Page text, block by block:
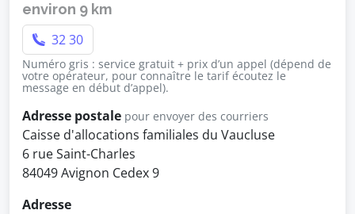
environ 9 km
32 30
Numéro gris : service gratuit + prix d’un appel (dépend de
votre opérateur, pour connaître le tarif écoutez le
message en début d’appel).
Adresse postale pour envoyer des courriers
Caisse d'allocations familiales du Vaucluse
6 rue Saint-Charles
84049 Avignon Cedex 9
Adresse